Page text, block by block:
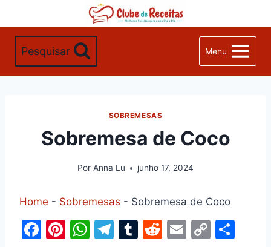
Conteúdo
Pesquisar Menu
SOBREMESAS
Sobremesa de Coco
Por Anna Lu junho 17, 2024
Home - Sobremesas - Sobremesa de Coco
F
Pi W T
T
R
E
C